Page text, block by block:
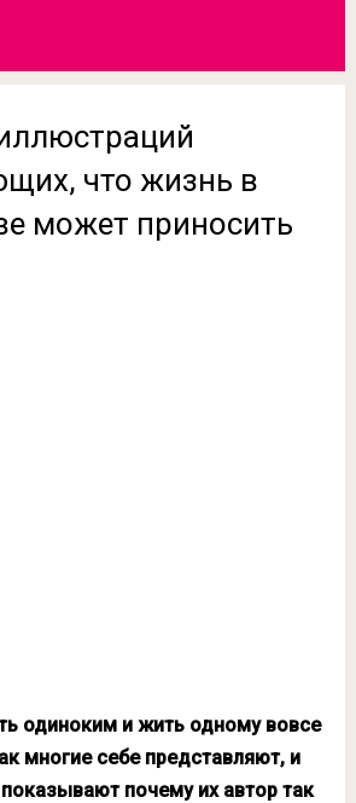
что жизнь в
может приносить
одиноким и жить одному вовсе
многие себе представляют, и
почему их автор так